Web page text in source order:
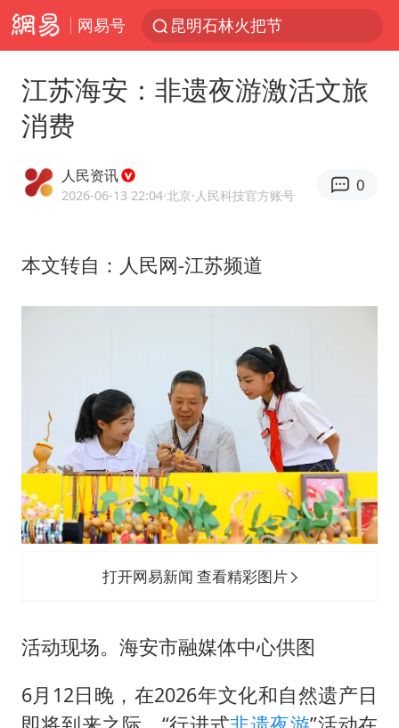
网易号
昆明石林火把节
宇树科技发行价格150.80元/股
官方回应献血屋不让市民入内躲雨
金饰克价大幅跳涨
关之琳否认与27岁模特的恋情
多地要求领导干部带头休假
对话重庆地铁吐血女孩
奋进开新局 实干挑大梁
江苏海安：非遗夜游激活文旅
消费
人民资讯
2026-06-13 22:04·北京·人民科技官方账号
0
本文转自：人民网-江苏频道
打开网易新闻 查看精彩图片
活动现场。海安市融媒体中心供图
6月12日晚，在2026年文化和自然遗产日